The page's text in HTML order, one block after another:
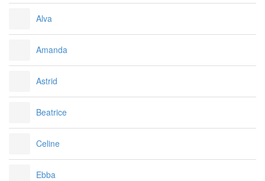
Alva
Amanda
Astrid
Beatrice
Celine
Ebba